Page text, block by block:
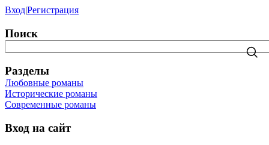
Вход|Регистрация
Поиск
Разделы
Любовные романы
Исторические романы
Современные романы
Вход на сайт